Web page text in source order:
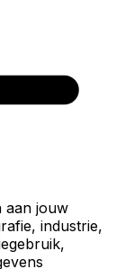
aan jouw
industrie,